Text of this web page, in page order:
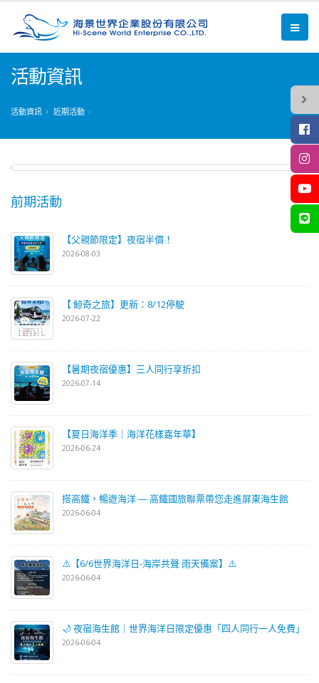
活動資訊
活動資訊 近期活動
前期活動
【父親節限定】夜宿半價！
2026-08-03
【 鯨奇之旅】更新：8/12停駛
2026-07-22
【暑期夜宿優惠】三人同行享折扣
2026-07-14
【夏日海洋季｜海洋花樣嘉年華】
2026-06-24
搭高鐵，暢遊海洋 — 高鐵國旅聯票帶您走進屏東海生館
2026-06-04
⚠️【6/6世界海洋日-海岸共聲 雨天備案】⚠️
2026-06-04
🌙 夜宿海生館｜世界海洋日限定優惠「四人同行一人免費」
2026-06-04